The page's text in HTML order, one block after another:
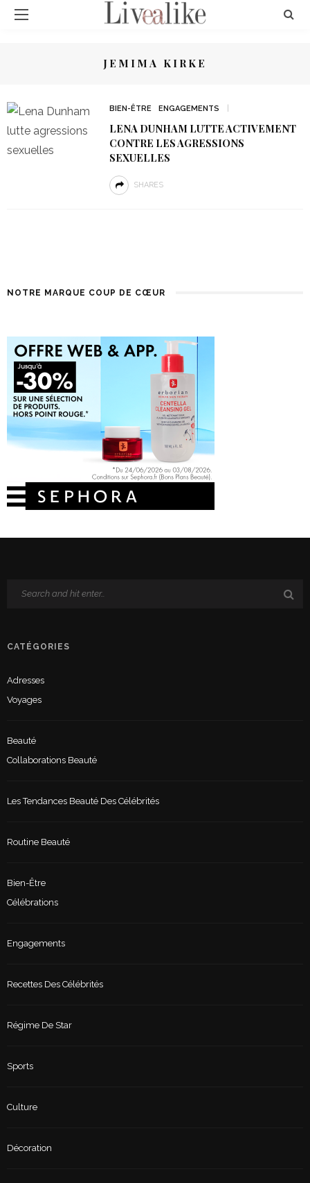
JEMIMA KIRKE
BIEN-ÊTRE ENGAGEMENTS
LENA DUNHAM LUTTE ACTIVEMENT
CONTRE LES AGRESSIONS
SEXUELLES
SHARES
NOTRE MARQUE COUP DE CŒUR
CATÉGORIES
Adresses
Voyages
Beauté
Collaborations Beauté
Les Tendances Beauté Des Célébrités
Routine Beauté
Bien-Être
Célébrations
Engagements
Recettes Des Célébrités
Régime De Star
Sports
Culture
Décoration